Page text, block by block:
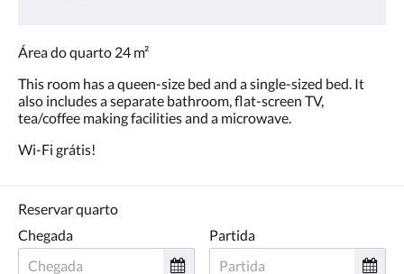
Área do quarto 24 m²
This room has a queen-size bed and a single-sized bed. It
also includes a separate bathroom, flat-screen TV,
tea/coffee making facilities and a microwave.
Wi-Fi grátis!
Reservar quarto
Chegada
Partida